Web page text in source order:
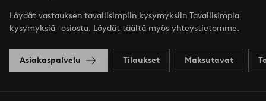
Löydät vastauksen tavallisimpiin kysymyksiin Tavallisimpia
kysymyksiä -osiosta. Löydät täältä myös yhteystietomme.
Asiakaspalvelu Tilaukset Maksutavat